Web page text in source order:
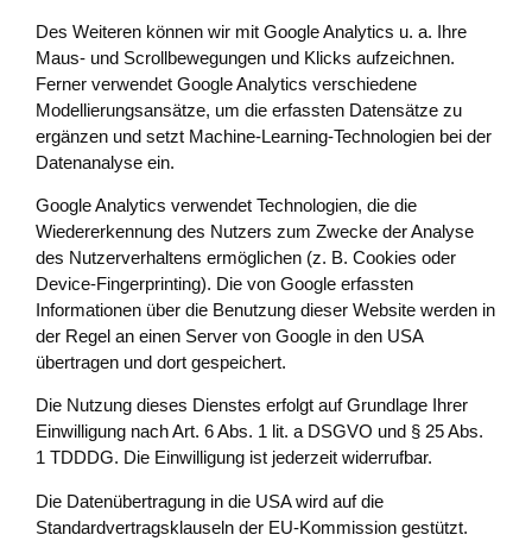
Des Weiteren können wir mit Google Analytics u. a. Ihre
Maus- und Scrollbewegungen und Klicks aufzeichnen.
Ferner verwendet Google Analytics verschiedene
Modellierungsansätze, um die erfassten Datensätze zu
ergänzen und setzt Machine-Learning-Technologien bei der
Datenanalyse ein.
Google Analytics verwendet Technologien, die die
Wiedererkennung des Nutzers zum Zwecke der Analyse
des Nutzerverhaltens ermöglichen (z. B. Cookies oder
Device-Fingerprinting). Die von Google erfassten
Informationen über die Benutzung dieser Website werden in
der Regel an einen Server von Google in den USA
übertragen und dort gespeichert.
Die Nutzung dieses Dienstes erfolgt auf Grundlage Ihrer
Einwilligung nach Art. 6 Abs. 1 lit. a DSGVO und § 25 Abs.
1 TDDDG. Die Einwilligung ist jederzeit widerrufbar.
Die Datenübertragung in die USA wird auf die
Standardvertragsklauseln der EU-Kommission gestützt.